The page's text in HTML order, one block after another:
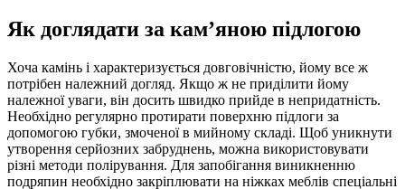
Як доглядати за кам’яною підлогою
Хоча камінь і характеризується довговічністю, йому все ж
потрібен належний догляд. Якщо ж не приділити йому
належної уваги, він досить швидко прийде в непридатність.
Необхідно регулярно протирати поверхню підлоги за
допомогою губки, змоченої в мийному складі. Щоб уникнути
утворення серйозних забруднень, можна використовувати
різні методи полірування. Для запобігання виникненню
подряпин необхідно закріплювати на ніжках меблів спеціальні